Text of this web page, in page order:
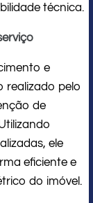
técnica.
e
realizado pelo
de
ele
eficiente e
do imóvel.